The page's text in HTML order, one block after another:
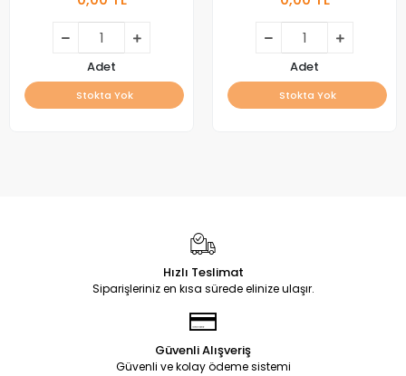
Adet
Stokta Yok
Adet
Stokta Yok
Hızlı Teslimat
Siparişleriniz en kısa sürede elinize ulaşır.
Güvenli Alışveriş
Güvenli ve kolay ödeme sistemi